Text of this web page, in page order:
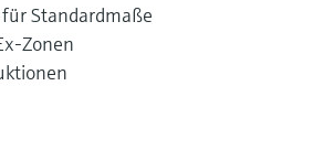
Standardmaße
Zonen